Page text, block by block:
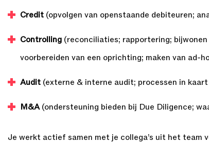
Credit (opvolgen van openstaande debiteuren;
Controlling (reconciliaties; rapportering;
voorbereiden van een oprichting; maken van ad-
Audit (externe & interne audit; processen in
M&A(ondersteuning bieden bij Due Diligence;
Je werkt actief samen met je collega’s uit het team